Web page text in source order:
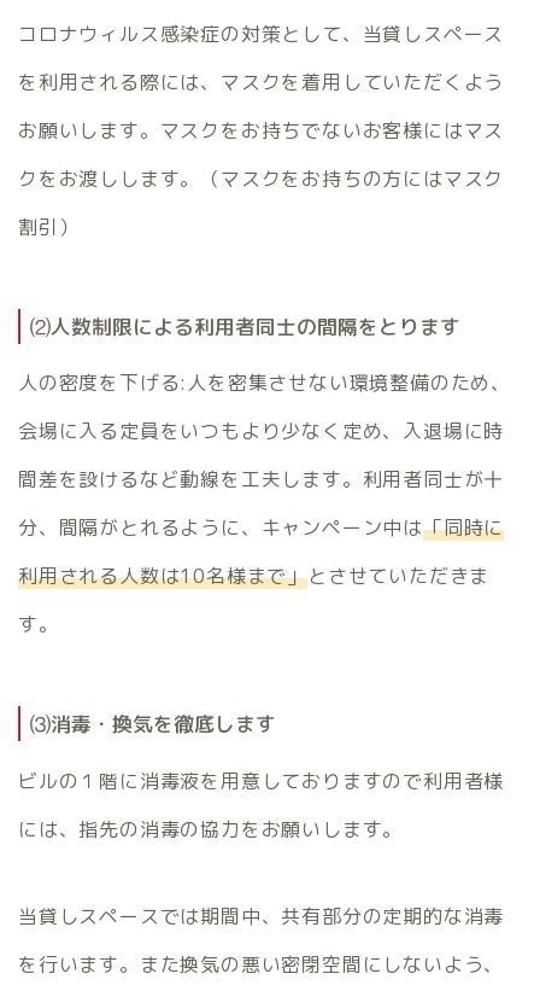
コロナウィルス感染症の対策として、当貸しスペース
を利用される際には、マスクを着用していただくよう
お願いします。マスクをお持ちでないお客様にはマス
クをお渡しします。（マスクをお持ちの方にはマスク
割引）
⑵人数制限による利用者同士の間隔をとります
人の密度を下げる:人を密集させない環境整備のため、
会場に入る定員をいつもより少なく定め、入退場に時
間差を設けるなど動線を工夫します。利用者同士が十
分、間隔がとれるように、キャンペーン中は「同時に
利用される人数は10名様まで」とさせていただきま
す。
⑶消毒・換気を徹底します
ビルの１階に消毒液を用意しておりますので利用者様
には、指先の消毒の協力をお願いします。
当貸しスペースでは期間中、共有部分の定期的な消毒
を行います。また換気の悪い密閉空間にしないよう、